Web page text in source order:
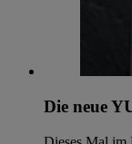
Die neue